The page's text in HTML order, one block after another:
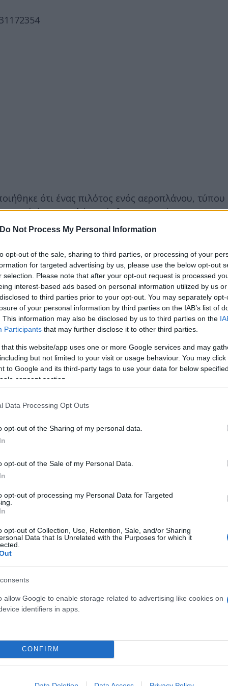
Do Not Process My Personal Information
opt-out of the sale, sharing to third parties, or processing of your
for targeted advertising by us, please use the below opt-out
selection. Please note that after your opt-out request is processed
interest-based ads based on personal information utilized by us
to third parties prior to your opt-out. You may separately
of your personal information by third parties on the IAB’s list of
This information may also be disclosed by us to third parties on the
Participants that may further disclose it to other third parties.
that this website/app uses one or more Google services and may
but not limited to your visit or usage behaviour. You may
to Google and its third-party tags to use your data for below
consent section.
Data Processing Opt Outs
opt-out of the Sharing of my personal data.
opt-out of the Sale of my Personal Data.
opt-out of processing my Personal Data for Targeted
opt-out of Collection, Use, Retention, Sale, and/or Sharing
Data that Is Unrelated with the Purposes for which it
allow Google to enable storage related to advertising like cookies on
identifiers in apps.
CONFIRM
ότι ένας πιλότος ενός αεροπλάνου,
ώρα. Ο πιλότος ήρθε σε επαφή με το E911
η ζώνη κινδύνου είναι πολύ μεγαλύτερη
Facebook η τοπική αστυνομία. Η αστυνομία
ανεφοδιασμού καυσίμων εκκενώθηκαν και ότι
δικτύωσης, τα οποία δεν στάθηκε
ένα μικρό αεροσκάφος που κάνει κύκλους
"παρακολουθούν στενά" την κατάσταση,
πως όλοι οι πολίτες θα πρέπει να είναι σε
Τουπέλο.